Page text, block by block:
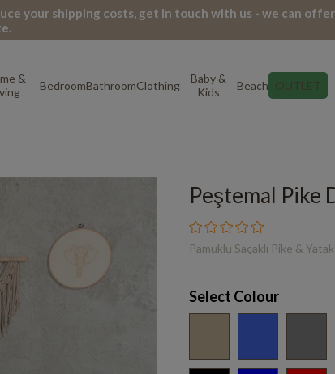
your shipping costs, get in touch with us - we can offer
&
BedroomBathroomClothing
Baby &
Kids
Beach OUTLET
Peştemal Pike
Pamuklu Saçaklı Pike &
Select Colour